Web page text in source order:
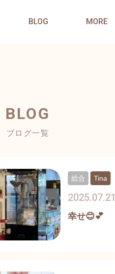
BLOG MORE
BLOG
ブログ一覧
幸せ😊💕
2025.07.21
総合 Tina